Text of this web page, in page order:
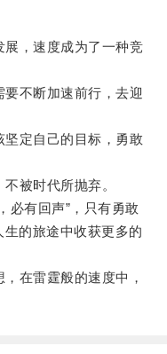
，速度成为了一种竞
不断加速前行，去迎
定自己的目标，勇敢
被时代所抛弃。
有回声”，只有勇敢
的旅途中收获更多的
在雷霆般的速度中，